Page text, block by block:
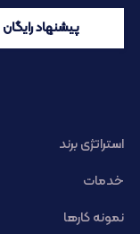
پیشنهاد
استراتژی برند
خدمات
نمونه کارها